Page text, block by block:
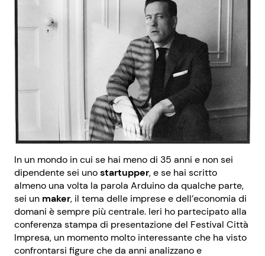
In un mondo in cui se hai meno di 35 anni e non sei
dipendente sei unostartupper, e se hai scritto
almeno una volta la parola Arduino da qualche parte,
sei un maker, il tema delle imprese e dell’economia di
domani è sempre più centrale. Ieri ho partecipato alla
conferenza stampa di presentazione del Festival Città
Impresa, un momento molto interessante che ha visto
confrontarsi figure che da anni analizzano e